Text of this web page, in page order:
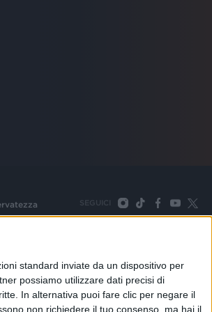
standard inviate da un dispositivo per
possiamo utilizzare dati precisi di
In alternativa puoi fare clic per negare il
non richiedere il tuo consenso, ma hai il
SEGUICI